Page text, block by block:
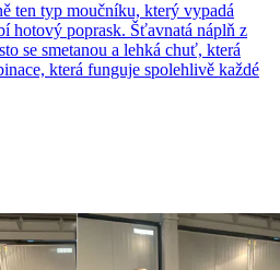
ten typ moučníku, který vypadá
hotový poprask. Šťavnatá náplň z
se smetanou a lehká chuť, která
která funguje spolehlivě každé